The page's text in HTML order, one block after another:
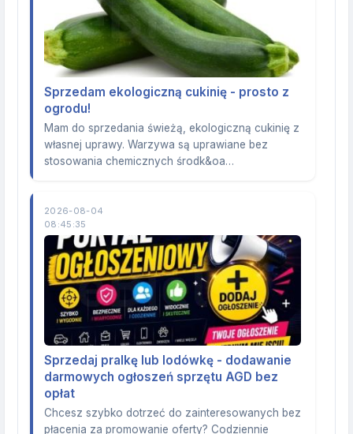
Sprzedam ekologiczną cukinię - prosto z
ogrodu!
Mam do sprzedania świeżą, ekologiczną cukinię z
własnej uprawy. Warzywa są uprawiane bez
stosowania chemicznych środk&oa…
2026-08-04
08:45:35
Sprzedaj pralkę lub lodówkę - dodawanie
darmowych ogłoszeń sprzętu AGD bez
opłat
Chcesz szybko dotrzeć do zainteresowanych bez
płacenia za promowanie oferty? Codziennie